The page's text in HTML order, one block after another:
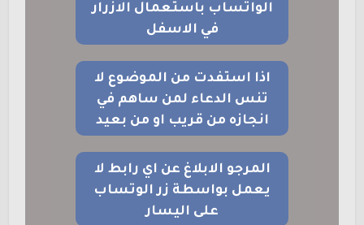
الواتساب باستعمال الازرار
في الاسفل
اذا استفدت من الموضوع لا
تنس الدعاء لمن ساهم في
انجازه من قريب او من بعيد
المرجو الابلاغ عن اي رابط لا
يعمل بواسطة زر الوتساب
على اليسار